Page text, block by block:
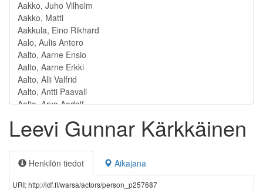
Leevi Gunnar Kärkkäinen
Henkilön tiedot Aikajana
URI: http://ldf.fi/warsa/actors/person_p257687